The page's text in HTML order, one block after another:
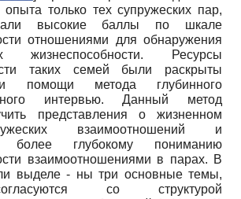
опыта только тех супружеских пар,
высокие баллы по шкале
отношениями для обнаружения
жизнеспособности. Ресурсы
таких семей были раскрыты
помощи метода глубинного
интервью. Данный метод
представления о жизненном
взаимоотношений и
более глубокому пониманию
взаимоотношениями в парах. В
выделе - ны три основные темы,
со структурой